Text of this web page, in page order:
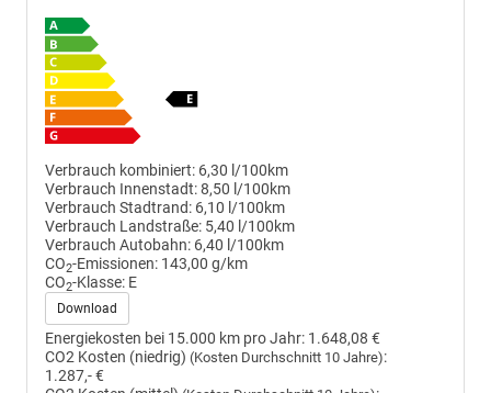
Verbrauch kombiniert: 6,30 l/100km
Verbrauch Innenstadt:8,50 l/100km
Verbrauch Stadtrand: 6,10 l/100km
Verbrauch Landstraße: 5,40 l/100km
Verbrauch Autobahn: 6,40 l/100km
CO2-Emissionen: 143,00 g/km
CO2-Klasse: E
Download
Energiekosten bei 15.000 km pro Jahr: 1.648,08 €
CO2 Kosten (niedrig) (Kosten Durchschnitt 10 Jahre):
1.287,- €